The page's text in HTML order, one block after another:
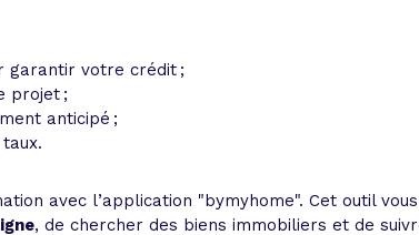
garantir votre crédit ;
projet ;
anticipé ;
avec l’application "bymyhome". Cet outil vous
, de chercher des biens immobiliers et de